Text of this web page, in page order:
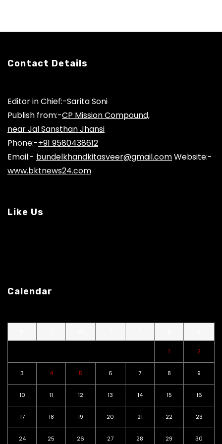
Contact Details
Editor in Chief:-Sarita Soni
Publish from:-CP Mission Compound,
near Jal Sansthan Jhansi
Phone:-+91 9580438612
Email:- bundelkhandkitasveer@gmail.comWebsite:-
www.bktnews24.com
Like Us
Calendar
1 2
3 4 5 6 7 8 9
10 11 12 13 14 15 16
17 18 19 20 21 22 23
24 25 26 27 28 29 30